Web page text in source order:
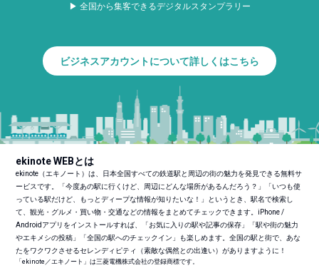
▶ 全国から集客できるデジタルスタンプラリー
ビジネスアカウントについて詳しくはこちら
ekinote WEBとは
ekinote（エキノート）は、日本全国すべての鉄道駅と周辺の街の魅力を発見できる無料サ
ービスです。「今度あの駅に行くけど、周辺にどんな場所があるんだろう？」「いつも使
っている駅だけど、もっとディープな情報が知りたいな！」というとき、駅名で検索し
て、観光・グルメ・買い物・交通などの情報をまとめてチェックできます。iPhone /
Androidアプリをインストールすれば、「お気に入りの駅や記事の保存」「駅や街の魅力
やエキメシの投稿」「全国の駅へのチェックイン」も楽しめます。全国の駅と街で、あな
たをワクワクさせるセレンディピティ（素敵な偶然との出逢い）がありますように！
「ekinote／エキノート」は三菱電機株式会社の登録商標です。